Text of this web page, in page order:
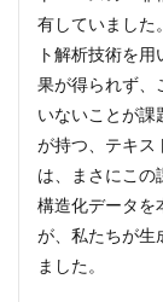
3
「守
る
側」
もプ
ロジ
ェク
トの
に。
既存
有していました
ト解析技術を
果が得られず、
いないことが課
が持つ、テキス
は、まさにこの
構造化データを
が、私たちが生
ました。